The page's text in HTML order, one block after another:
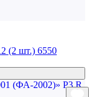
(2 шт.) 6550